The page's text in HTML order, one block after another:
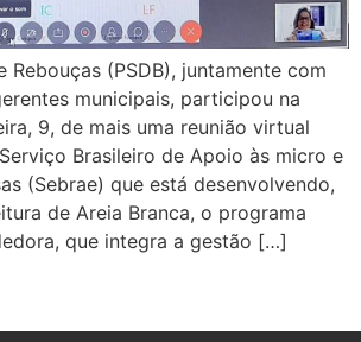
Rebouças (PSDB), juntamente com
municipais, participou na
9, de mais uma reunião virtual
Brasileiro de Apoio às micro e
(Sebrae) que está desenvolvendo,
de Areia Branca, o programa
que integra a gestão […]